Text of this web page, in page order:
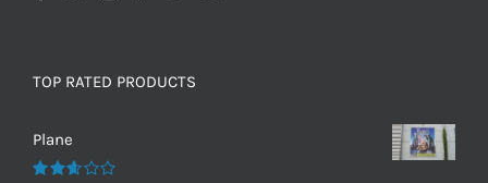
TOP RATED PRODUCTS
Plane